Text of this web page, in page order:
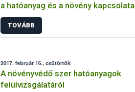
a hatóanyag és a növény kapcsolata
szerint
TOVÁBB
2017. február 16., csütörtök
A növényvédő szer hatóanyagok
felülvizsgálatáról